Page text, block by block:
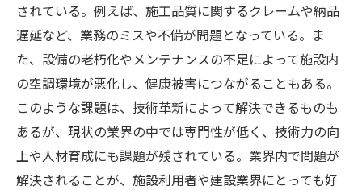
されている。例えば、施工品質に関するクレームや納品
遅延など、業務のミスや不備が問題となっている。ま
た、設備の老朽化やメンテナンスの不足によって施設内
の空調環境が悪化し、健康被害につながることもある。
このような課題は、技術革新によって解決できるものも
あるが、現状の業界の中では専門性が低く、技術力の向
上や人材育成にも課題が残されている。業界内で問題が
解決されることが、施設利用者や建設業界にとっても好